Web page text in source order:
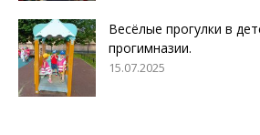
Весёлые прогулки в
прогимназии.
15.07.2025